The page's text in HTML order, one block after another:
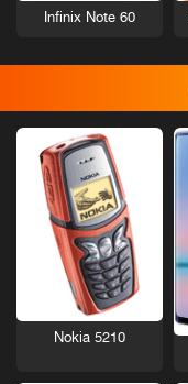
Infinix Note 60
Nokia 5210